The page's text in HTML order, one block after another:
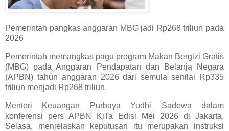
Pemerintah pangkas anggaran MBG jadi Rp268 triliun pada
2026
Pemerintah memangkas pagu program Makan Bergizi Gratis
(MBG) pada Anggaran Pendapatan dan Belanja Negara
(APBN) tahun anggaran 2026 dari semula senilai Rp335
triliun menjadi Rp268 triliun.
Menteri Keuangan Purbaya Yudhi Sadewa dalam
konferensi pers APBN KiTa Edisi Mei 2026 di Jakarta,
Selasa, menjelaskan keputusan itu merupakan instruksi